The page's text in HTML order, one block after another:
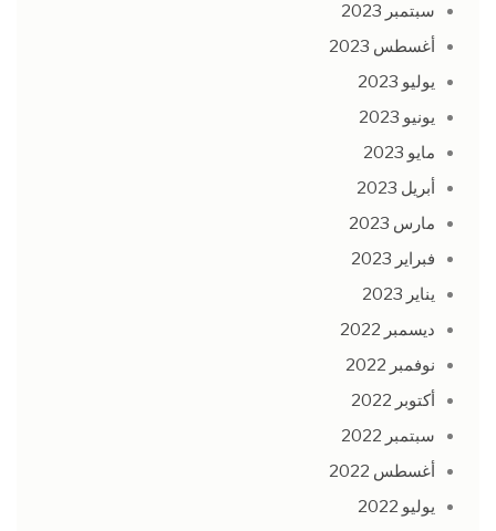
سبتمبر 2023
أغسطس 2023
يوليو 2023
يونيو 2023
مايو 2023
أبريل 2023
مارس 2023
فبراير 2023
يناير 2023
ديسمبر 2022
نوفمبر 2022
أكتوبر 2022
سبتمبر 2022
أغسطس 2022
يوليو 2022